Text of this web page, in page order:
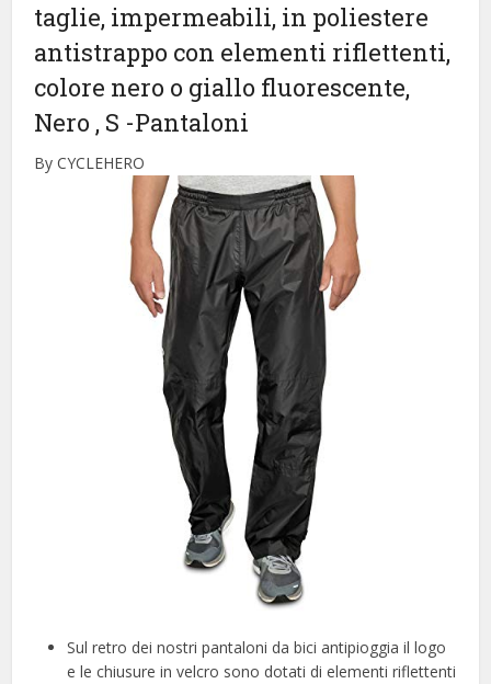
taglie, impermeabili, in poliestere
antistrappo con elementi riflettenti,
colore nero o giallo fluorescente,
Nero , S -Pantaloni
By CYCLEHERO
Sul retro dei nostri pantaloni da bici antipioggia il logo
e le chiusure in velcro sono dotati di elementi riflettenti